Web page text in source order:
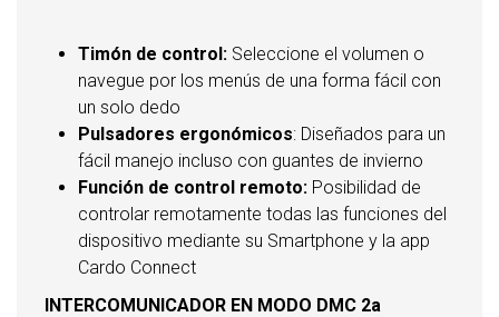
Timón de control: Seleccione el volumen o
navegue por los menús de una forma fácil con
un solo dedo
Pulsadores ergonómicos: Diseñados para un
fácil manejo incluso con guantes de invierno
Función de control remoto: Posibilidad de
controlar remotamente todas las funciones del
dispositivo mediante su Smartphone y la app
Cardo Connect
INTERCOMUNICADOR EN MODO DMC 2a